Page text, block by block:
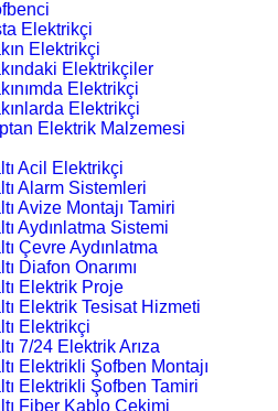
Elektrikçi
Elektrikçi
Elektrikçiler
Elektrikçi
Elektrikçi
Elektrik Malzemesi
Acil Elektrikçi
Alarm Sistemleri
Avize Montajı Tamiri
Aydınlatma Sistemi
Çevre Aydınlatma
Diafon Onarımı
Elektrik Proje
Elektrik Tesisat Hizmeti
Elektrikçi
7/24 Elektrik Arıza
Elektrikli Şofben Montajı
Elektrikli Şofben Tamiri
Fiber Kablo Çekimi